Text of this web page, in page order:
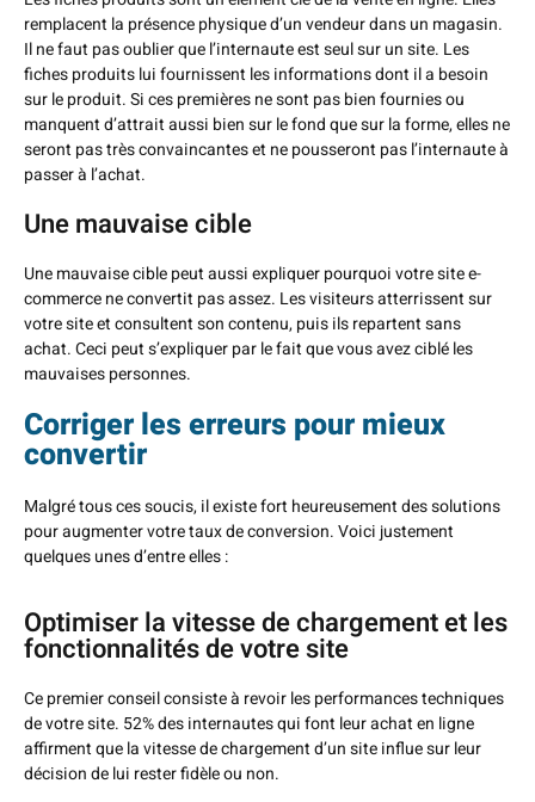
remplacent la présence physique d’un vendeur dans un magasin.
Il ne faut pas oublier que l’internaute est seul sur un site. Les
fiches produits lui fournissent les informations dont il a besoin
sur le produit. Si ces premières ne sont pas bien fournies ou
manquent d’attrait aussi bien sur le fond que sur la forme, elles ne
seront pas très convaincantes et ne pousseront pas l’internaute à
passer à l’achat.
Une mauvaise cible
Une mauvaise cible peut aussi expliquer pourquoi votre site e-
commerce ne convertit pas assez. Les visiteurs atterrissent sur
votre site et consultent son contenu, puis ils repartent sans
achat. Ceci peut s’expliquer par le fait que vous avez ciblé les
mauvaises personnes.
Corriger les erreurs pour mieux
convertir
Malgré tous ces soucis, il existe fort heureusement des solutions
pour augmenter votre taux de conversion. Voici justement
quelques unes d’entre elles :
Optimiser la vitesse de chargement et les
fonctionnalités de votre site
Ce premier conseil consiste à revoir les performances techniques
de votre site. 52% des internautes qui font leur achat en ligne
affirment que la vitesse de chargement d’un site influe sur leur
décision de lui rester fidèle ou non.